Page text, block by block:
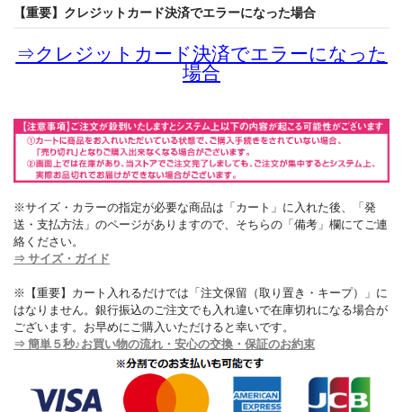
【重要】クレジットカード決済でエラーになった場合
⇒クレジットカード決済でエラーになった
場合
※サイズ・カラーの指定が必要な商品は「カート」に入れた後、「発
送・支払方法」のページがありますので、そちらの「備考」欄にてご連
絡ください。
⇒ サイズ・ガイド
※【重要】カート入れるだけでは「注文保留（取り置き・キープ）」に
はなりません。銀行振込のご注文でも入れ違いで在庫切れになる場合が
ございます。お早めにご購入いただけると幸いです。
⇒ 簡単５秒♪お買い物の流れ・安心の交換・保証のお約束